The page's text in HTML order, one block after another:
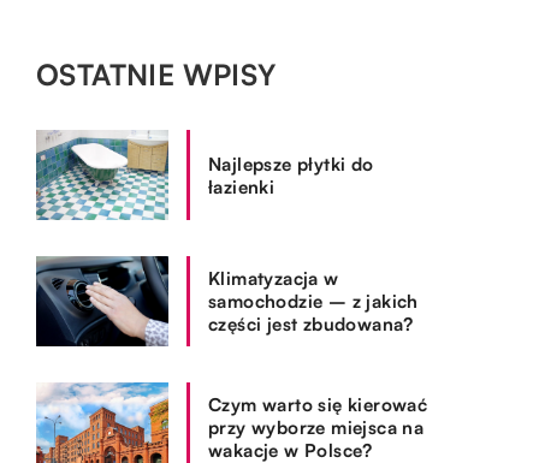
OSTATNIE WPISY
Najlepsze płytki do
łazienki
Klimatyzacja w
samochodzie – z jakich
części jest zbudowana?
Czym warto się kierować
przy wyborze miejsca na
wakacje w Polsce?